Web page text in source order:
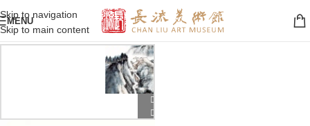
Skip to navigation
Skip to main content
MENU